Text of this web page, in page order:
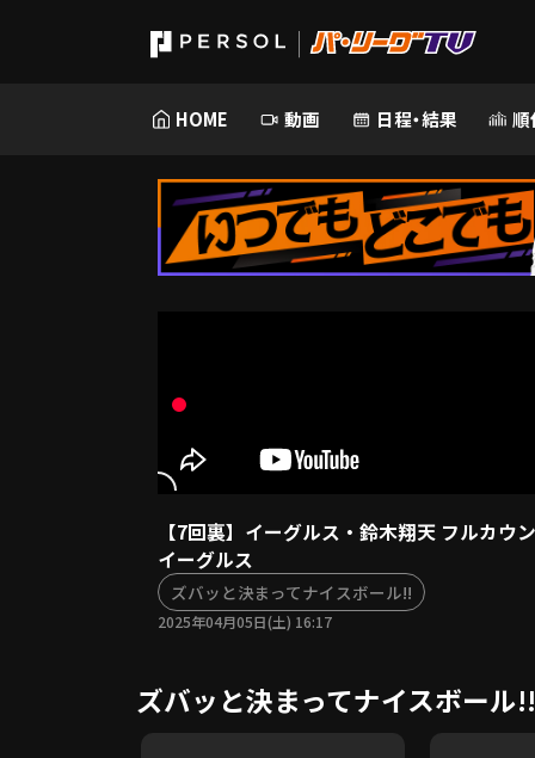
HOME 動画 日程・結果 順
【7回裏】イーグルス・鈴木翔天 フルカ
イーグルス
ズバッと決まってナイスボール!!
2025年04月05日(土) 16:17
ズバッと決まってナイスボール